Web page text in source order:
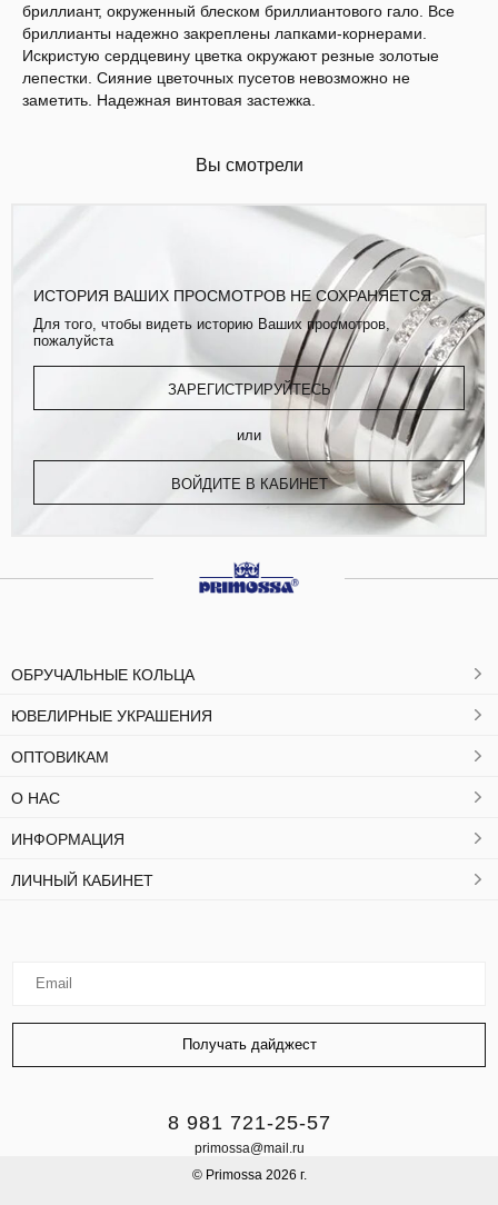
бриллиант, окруженный блеском бриллиантового гало. Все
бриллианты надежно закреплены лапками-корнерами.
Искристую сердцевину цветка окружают резные золотые
лепестки. Сияние цветочных пусетов невозможно не
заметить. Надежная винтовая застежка.
Вы смотрели
ИСТОРИЯ ВАШИХ ПРОСМОТРОВ НЕ СОХРАНЯЕТСЯ
Для того, чтобы видеть историю Ваших просмотров,
пожалуйста
ЗАРЕГИСТРИРУЙТЕСЬ
или
ВОЙДИТЕ В КАБИНЕТ
ОБРУЧАЛЬНЫЕ КОЛЬЦА
ЮВЕЛИРНЫЕ УКРАШЕНИЯ
ОПТОВИКАМ
О НАС
ИНФОРМАЦИЯ
ЛИЧНЫЙ КАБИНЕТ
8 981 721-25-57
primossa@mail.ru
© Primossa 2026 г.